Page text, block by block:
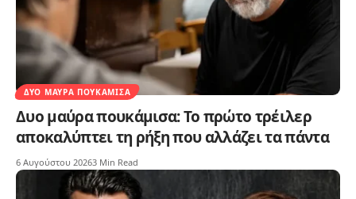
ΔΥΟ ΜΑΎΡΑ ΠΟΥΚΆΜΙΣΑ
Δυο μαύρα πουκάμισα: Το πρώτο τρέιλερ
αποκαλύπτει τη ρήξη που αλλάζει τα πάντα
6 Αυγούστου 20263 Min Read